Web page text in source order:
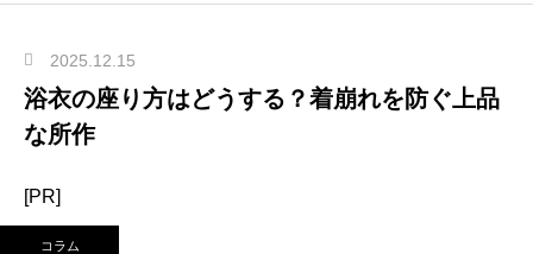
2025.12.15
浴衣の座り方はどうする？着崩れを防ぐ上品
な所作
[PR]
コラム